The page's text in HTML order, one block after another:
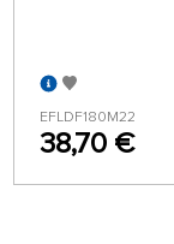
EFLDF180M22
38,70 €